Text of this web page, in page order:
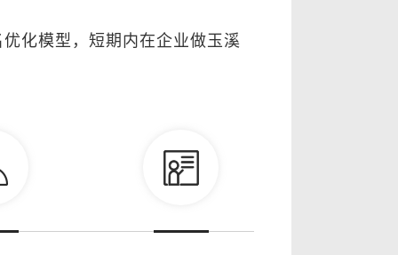
化模型，短期内在企业做玉溪